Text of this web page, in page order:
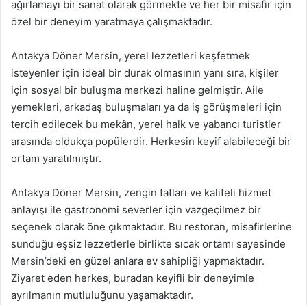
ağırlamayı bir sanat olarak görmekte ve her bir misafir için
özel bir deneyim yaratmaya çalışmaktadır.
Antakya Döner Mersin, yerel lezzetleri keşfetmek
isteyenler için ideal bir durak olmasının yanı sıra, kişiler
için sosyal bir buluşma merkezi haline gelmiştir. Aile
yemekleri, arkadaş buluşmaları ya da iş görüşmeleri için
tercih edilecek bu mekân, yerel halk ve yabancı turistler
arasında oldukça popülerdir. Herkesin keyif alabileceği bir
ortam yaratılmıştır.
Antakya Döner Mersin, zengin tatları ve kaliteli hizmet
anlayışı ile gastronomi severler için vazgeçilmez bir
seçenek olarak öne çıkmaktadır. Bu restoran, misafirlerine
sunduğu eşsiz lezzetlerle birlikte sıcak ortamı sayesinde
Mersin’deki en güzel anlara ev sahipliği yapmaktadır.
Ziyaret eden herkes, buradan keyifli bir deneyimle
ayrılmanın mutluluğunu yaşamaktadır.